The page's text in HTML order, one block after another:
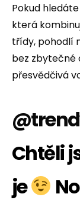
Pokud
která
třídy, pohodlí
bez zbytečné
přesvědčivá
Chtěli
je